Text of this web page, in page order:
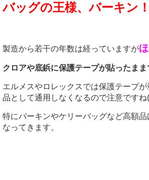
バッグの王様、バーキン！
製造から若干の年数は経っていますが
クロアや底鋲に保護テープが貼ったまま
エルメスやロレックスでは保護テープ
品として通用しなくなるので注意ですね
特にバーキンやケリーバッグなど高額
なってきます。